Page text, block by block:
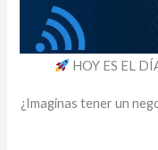
HOY ES EL
¿Imaginas tener un